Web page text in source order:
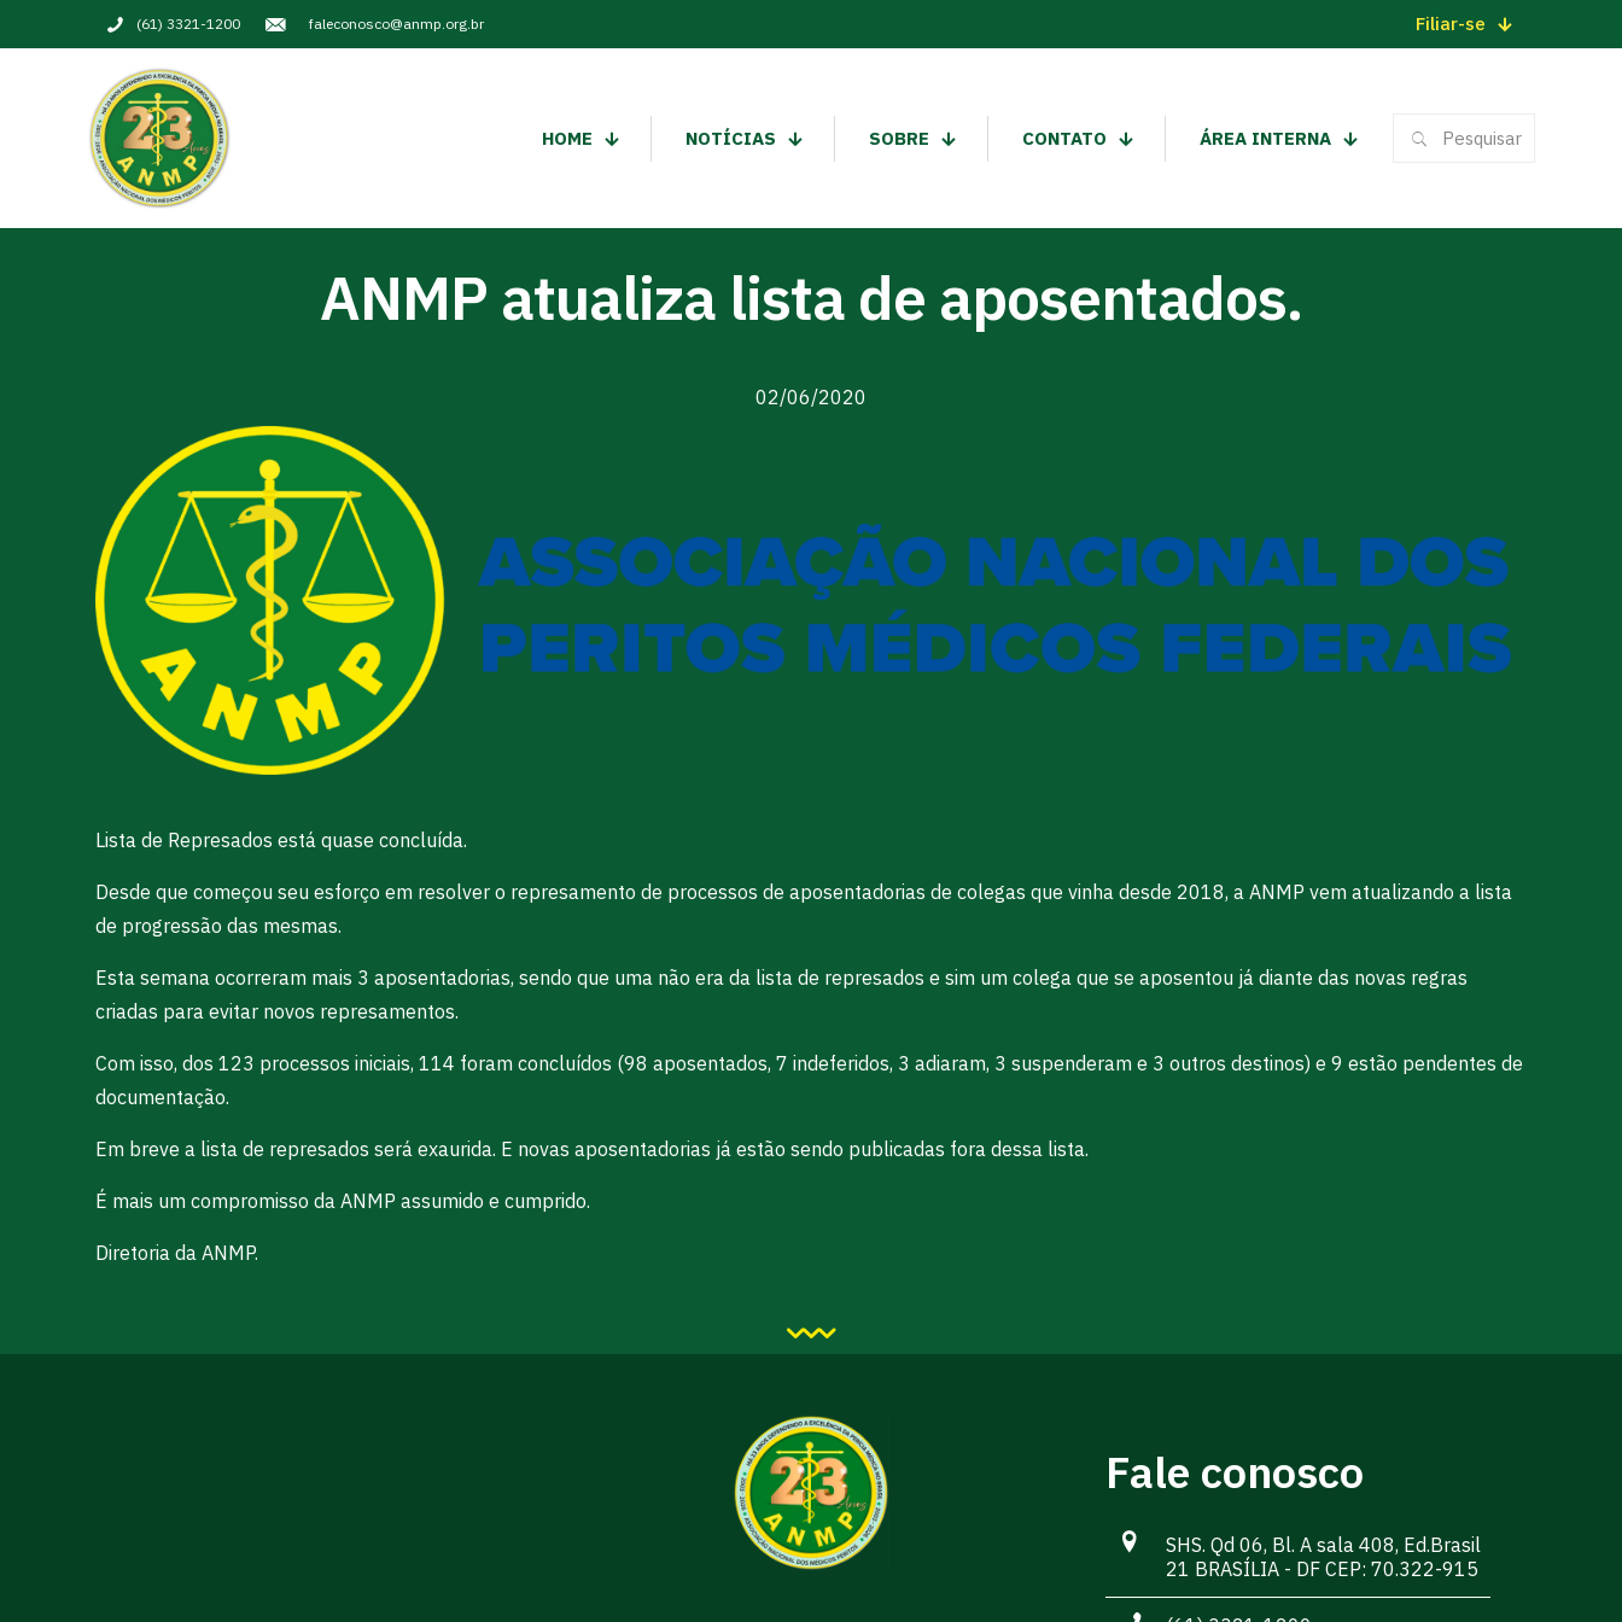
(61) 3321-1200 faleconosco@anmp.org.br Filiar-se
HOME NOTÍCIAS SOBRE CONTATO ÁREA INTERNA
ANMP atualiza lista de aposentados.
02/06/2020
Lista de Represados está quase concluída.
Desde que começou seu esforço em resolver o represamento de processos de aposentadorias de colegas que vinha desde 2018, a ANMP vem atualizando a lista
de progressão das mesmas.
Esta semana ocorreram mais 3 aposentadorias, sendo que uma não era da lista de represados e sim um colega que se aposentou já diante das novas regras
criadas para evitar novos represamentos.
Com isso, dos 123 processos iniciais, 114 foram concluídos (98 aposentados, 7 indeferidos, 3 adiaram, 3 suspenderam e 3 outros destinos) e 9 estão pendentes de
documentação.
Em breve a lista de represados será exaurida. E novas aposentadorias já estão sendo publicadas fora dessa lista.
É mais um compromisso da ANMP assumido e cumprido.
Diretoria da ANMP.
Fale conosco
SHS. Qd 06, Bl. A sala 408, Ed.Brasil
21 BRASÍLIA - DF CEP: 70.322-915